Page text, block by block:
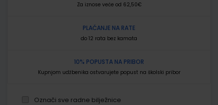
Za iznose veće od 62,50€
PLAĆANJE NA RATE
do 12 rata bez kamata
10% POPUSTA NA PRIBOR
Kupnjom udžbenika ostvarujete popust na školski pribor
Označi sve radne bilježnice